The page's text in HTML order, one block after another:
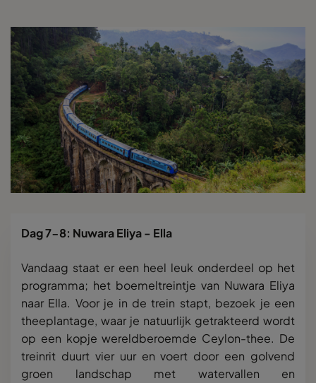
Dag 7-8: Nuwara Eliya - Ella
Vandaag staat er een heel leuk onderdeel op het
programma; het boemeltreintje van Nuwara Eliya
naar Ella. Voor je in de trein stapt, bezoek je een
theeplantage, waar je natuurlijk getrakteerd wordt
op een kopje wereldberoemde Ceylon-thee. De
treinrit duurt vier uur en voert door een golvend
groen landschap met watervallen en